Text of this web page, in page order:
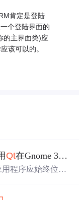
肯定是登陆
个登陆界面的
的主界面类)应
该可以的。
Qt在Gnome 3,Xfce和Unity下,带有子
程序应始终位于